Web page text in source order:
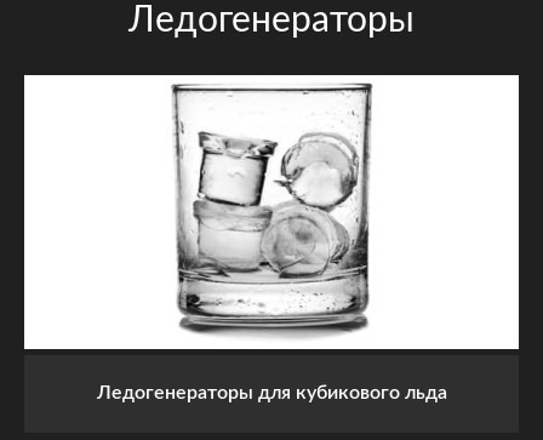
Ледогенераторы
Ледогенераторы для кубикового льда